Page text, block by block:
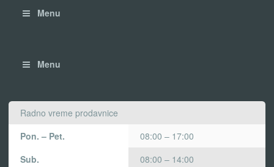
Menu
Menu
Radno vreme prodavnice
Pon. – Pet.
08:00 – 17:00
Sub.
08:00 – 14:00